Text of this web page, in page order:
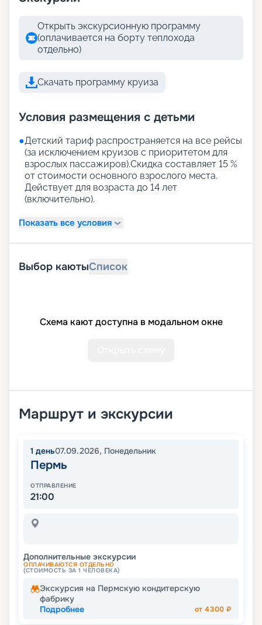
Открыть экскурсионную программу
(оплачивается на борту теплохода
отдельно)
Скачать программу круиза
Условия размещения с детьми
●Детский тариф распространяется на все рейсы
(за исключением круизов с приоритетом для
взрослых пассажиров).Скидка составляет 15 %
от стоимости основного взрослого места.
Действует для возраста до 14 лет
(включительно).
Показать все условия
Выбор каютыСписок
Схема кают доступна в модальном окне
Маршрут и экскурсии
1 день07.09.2026, Понедельник
Пермь
ОТПРАВЛЕНИЕ
21:00
Дополнительные экскурсии
ОПЛАЧИВАЮТСЯ ОТДЕЛЬНО
(СТОИМОСТЬ ЗА 1 ЧЕЛОВЕКА)
Экскурсия на Пермскую кондитерскую
фабрику
Подробнее
от4300 ₽